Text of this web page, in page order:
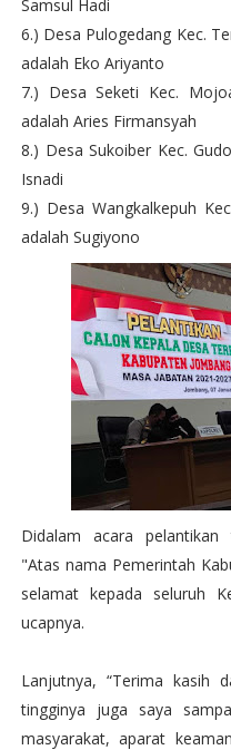
Samsul Hadi
6.) Desa Pulogedang Kec.
adalah Eko Ariyanto
7.) Desa Seketi Kec.
adalah Aries Firmansyah
8.) Desa Sukoiber Kec.
Isnadi
9.) Desa Wangkalkepuh
adalah Sugiyono
Didalam acara pelantikan
"Atas nama Pemerintah
selamat kepada seluruh
ucapnya.
Lanjutnya, “Terima kasih
tingginya juga saya
masyarakat, aparat